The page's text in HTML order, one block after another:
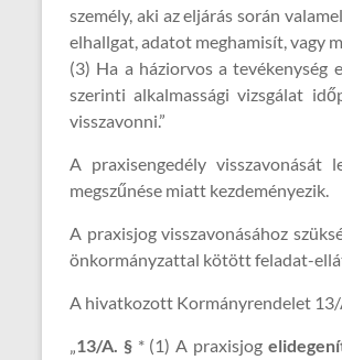
személy, aki az eljárás során
elhallgat, adatot meghamisít, vagy
(3) Ha a háziorvos a tevékenység
szerinti alkalmassági vizsgálat
visszavonni.”
A praxisengedély visszavonását
megszűnése miatt kezdeményezik.
A praxisjog visszavonásához
önkormányzattal kötött feladat-
A hivatkozott Kormányrendelet
„13/A. §* (1) A praxisjog